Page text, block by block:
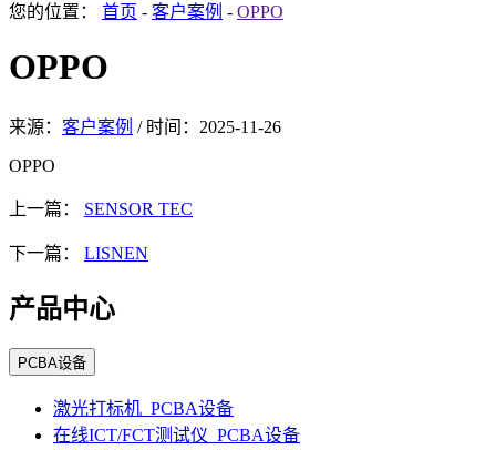
您的位置： 首页 - 客户案例 - OPPO
OPPO
来源： 客户案例 / 时间： 2025-11-26
OPPO
上一篇： SENSOR TEC
下一篇： LISNEN
产品中心
PCBA设备
激光打标机_PCBA设备
在线ICT/FCT测试仪_PCBA设备